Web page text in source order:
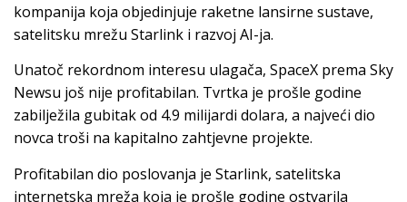
kompanija koja objedinjuje raketne lansirne sustave,
satelitsku mrežu Starlink i razvoj AI-ja.
Unatoč rekordnom interesu ulagača, SpaceX prema Sky
Newsu još nije profitabilan. Tvrtka je prošle godine
zabilježila gubitak od 4.9 milijardi dolara, a najveći dio
novca troši na kapitalno zahtjevne projekte.
Profitabilan dio poslovanja je Starlink, satelitska
internetska mreža koja je prošle godine ostvarila